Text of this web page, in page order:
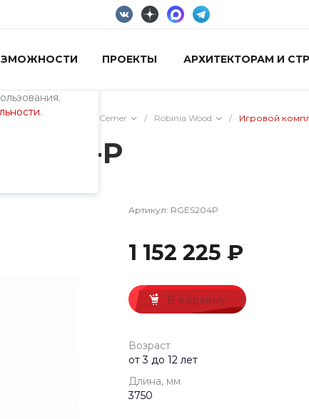
и
.
ПРОЕКТЫ АРХИТЕКТОРАМ И
из дерева Cemer / Robinia Wood / Игровой
204-P
Артикул: RGES204P
1 152 225 ₽
В корзину
Возраст
от 3 до 12 лет
Длина, мм
3750